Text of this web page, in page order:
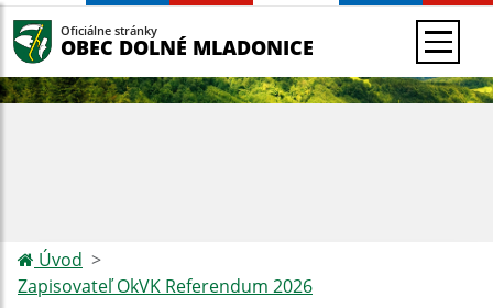
Oficiálne stránky
OBEC DOLNÉ MLADONICE
Úvod
Zapisovateľ OkVK Referendum 2026